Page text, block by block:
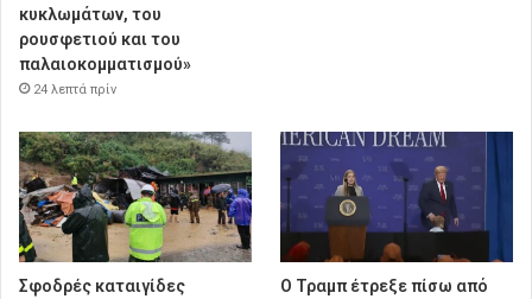
κυκλωμάτων, του
ρουσφετιού και του
παλαιοκομματισμού»
24 λεπτά πρίν
Σφοδρές καταιγίδες
Ο Τραμπ έτρεξε πίσω από